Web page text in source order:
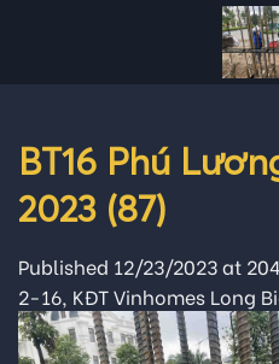
BT16 Phú
2023 (87)
Published 12/23/2023at
2-16, KĐT Vinhomes Long